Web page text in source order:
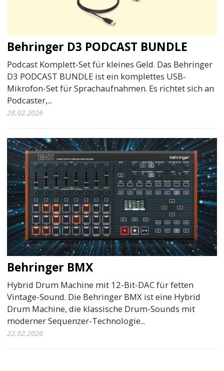
Behringer D3 PODCAST BUNDLE
Podcast Komplett-Set für kleines Geld. Das Behringer
D3 PODCAST BUNDLE ist ein komplettes USB-
Mikrofon-Set für Sprachaufnahmen. Es richtet sich an
Podcaster,...
28.02.2026
Behringer BMX
Hybrid Drum Machine mit 12-Bit-DAC für fetten
Vintage-Sound. Die Behringer BMX ist eine Hybrid
Drum Machine, die klassische Drum-Sounds mit
moderner Sequenzer-Technologie...
22.02.2026